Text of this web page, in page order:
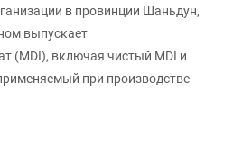
в провинции Шаньдун,
выпускает
(MDI), включая чистый MDI и
при производстве